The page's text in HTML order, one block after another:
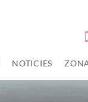
NOTICIES